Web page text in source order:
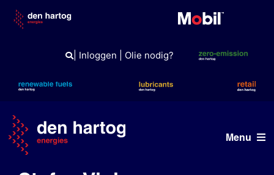
content
| Inloggen Olie nodig?
Menu